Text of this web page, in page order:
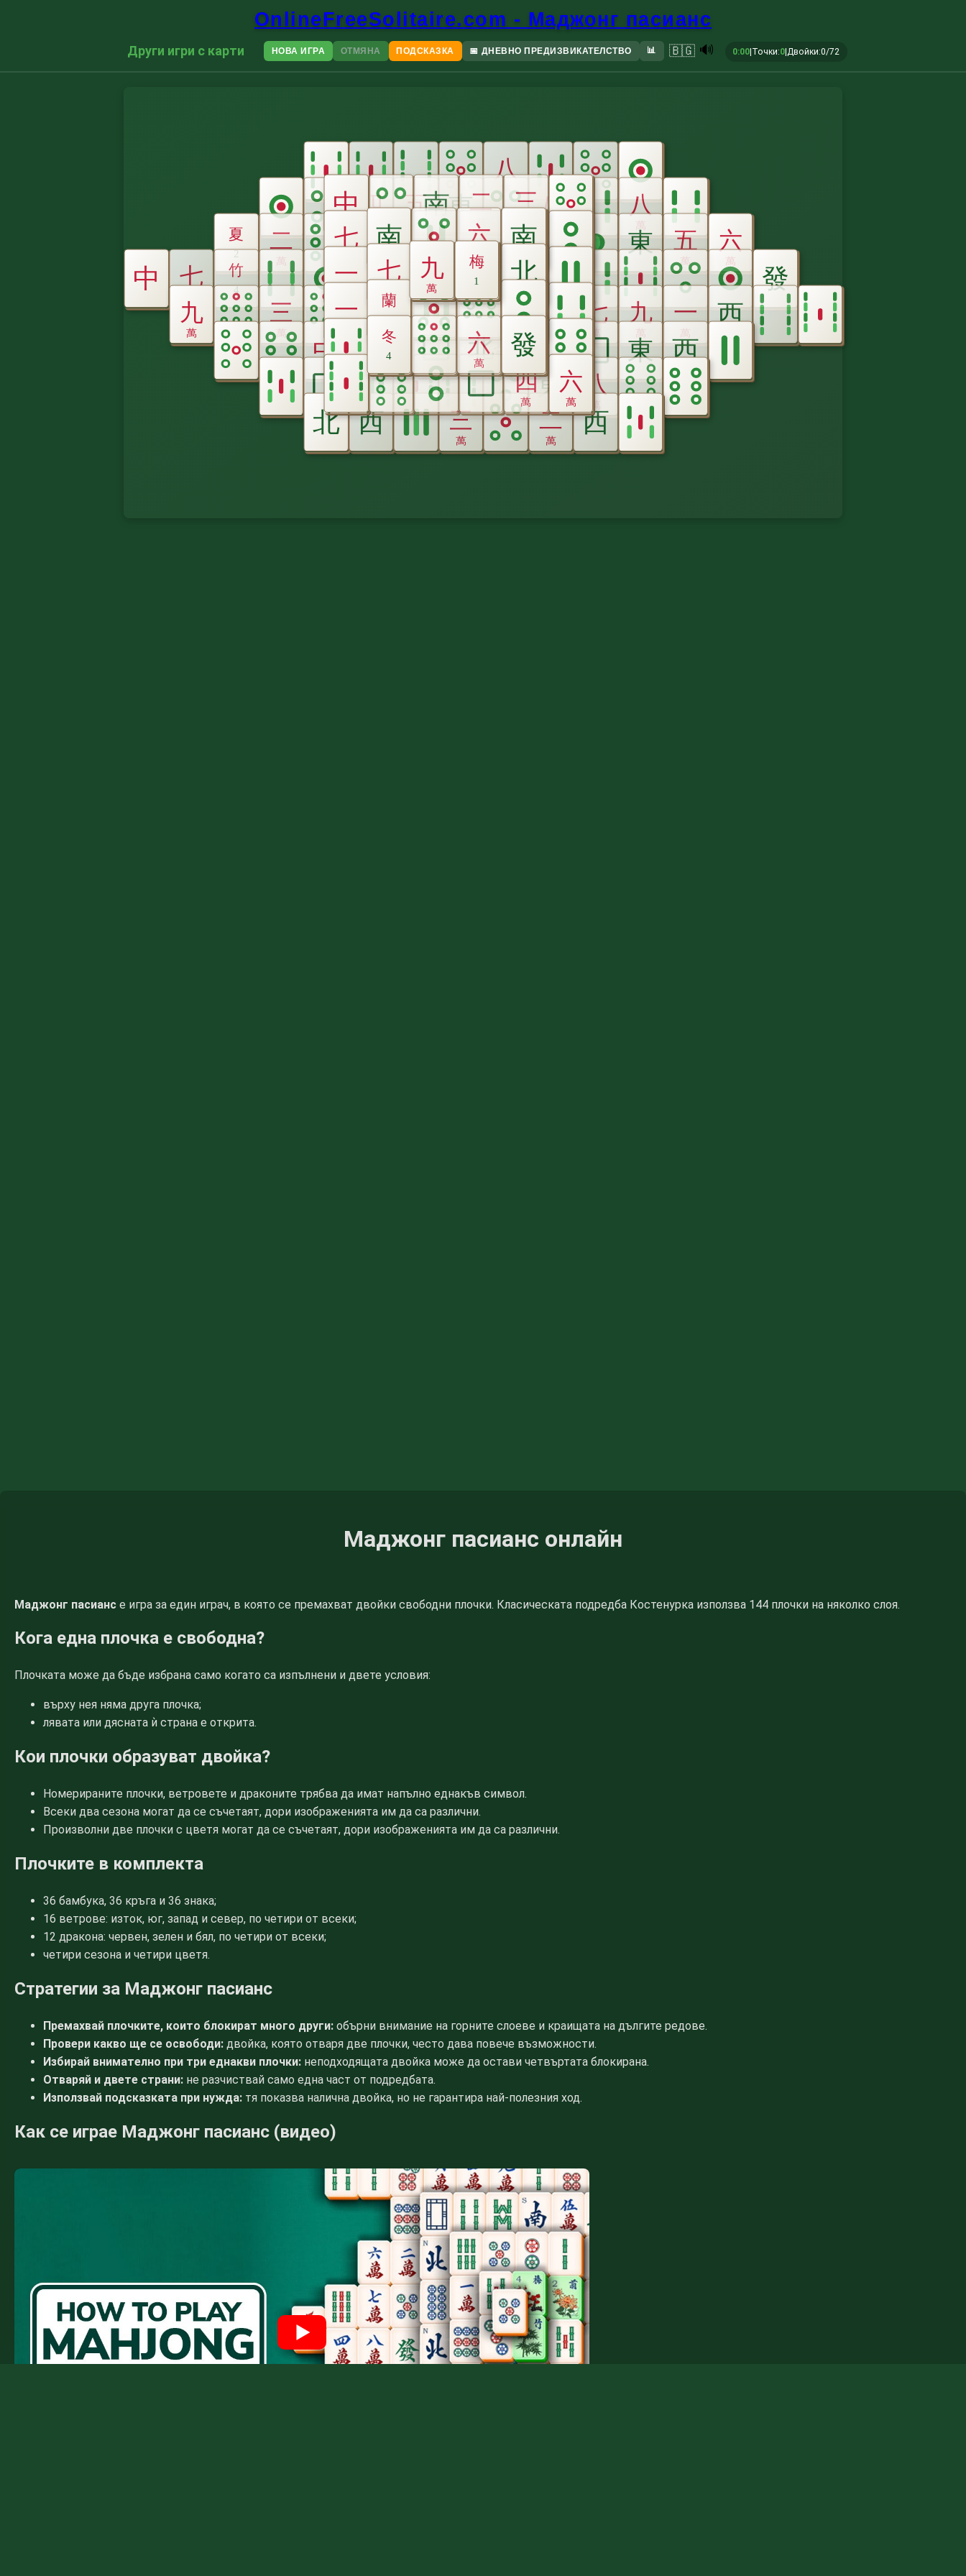
OnlineFreeSolitaire.com - Маджонг пасианс
НОВА ИГРА ОТМЯНА ПОДСКАЗКА 📅 ДНЕВНО ПРЕДИЗВИКАТЕЛСТВО 📊
Други игри с карти 🇧🇬 🔊 0:00|Точки:0|Двойки:0/72
Маджонг пасианс онлайн
Маджонг пасианс е игра за един играч, в която се премахват двойки свободни плочки. Класическата подредба Костенурка използва 144 плочки на няколко слоя.
Кога една плочка е свободна?
Плочката може да бъде избрана само когато са изпълнени и двете условия:
върху нея няма друга плочка;
лявата или дясната ѝ страна е открита.
Кои плочки образуват двойка?
Номерираните плочки, ветровете и драконите трябва да имат напълно еднакъв символ.
Всеки два сезона могат да се съчетаят, дори изображенията им да са различни.
Произволни две плочки с цветя могат да се съчетаят, дори изображенията им да са различни.
Плочките в комплекта
36 бамбука, 36 кръга и 36 знака;
16 ветрове: изток, юг, запад и север, по четири от всеки;
12 дракона: червен, зелен и бял, по четири от всеки;
четири сезона и четири цветя.
Стратегии за Маджонг пасианс
Премахвай плочките, които блокират много други: обърни внимание на горните слоеве и краищата на дългите редове.
Провери какво ще се освободи: двойка, която отваря две плочки, често дава повече възможности.
Избирай внимателно при три еднакви плочки: неподходящата двойка може да остави четвъртата блокирана.
Отваряй и двете страни: не разчиствай само една част от подредбата.
Използвай подсказката при нужда: тя показва налична двойка, но не гарантира най-полезния ход.
Как се играе Маджонг пасианс (видео)